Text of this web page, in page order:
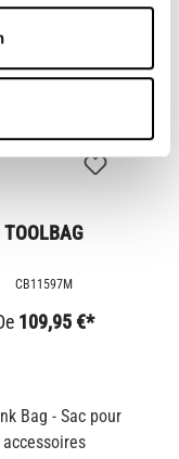
TOOLBAG
CB11597M
109,95 €*